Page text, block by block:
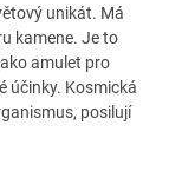
unikát. Má
kamene. Je to
amulet pro
účinky. Kosmická
posilují